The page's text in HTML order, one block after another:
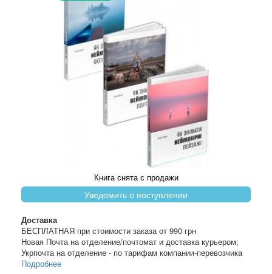
Книга снята с продажи
Уведомить о поступлении
Доставка
БЕСПЛАТНАЯ при стоимости заказа от 990 грн
Новая Почта на отделение/почтомат и доставка курьером;
Укрпочта на отделение - по тарифам компании-перевозчика
Подробнее